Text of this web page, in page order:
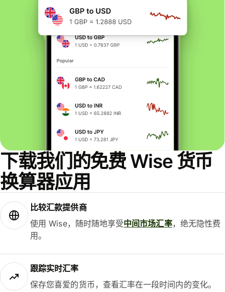
下载我们的免费 Wise 货币
换算器应用
比较汇款提供商
使用 Wise，随时随地享受中间市场汇率，绝无隐性费
用。
跟踪实时汇率
保存您喜爱的货币，查看汇率在一段时间内的变化。